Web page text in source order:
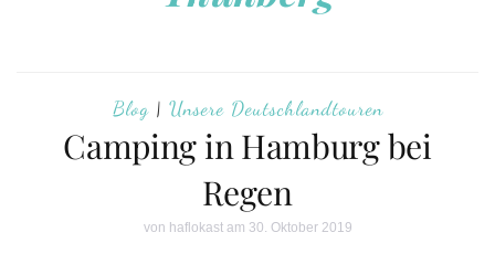
Blog| Unsere Deutschlandtouren
Camping in Hamburg bei
Regen
von haflokastam 30. Oktober 2019